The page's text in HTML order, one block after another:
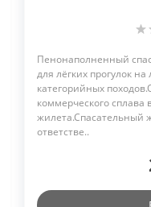
Пенонаполненный
для лёгких прогулок
категорийных
коммерческого сплава
жилета.Спасательный
ответстве..